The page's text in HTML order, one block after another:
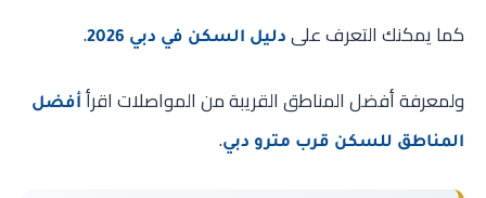
كما يمكنك التعرف على دليل السكن في دبي 2026
.
ولمعرفة أفضل المناطق القريبة من المواصلات اقرأ أفضل
المناطق للسكن قرب مترو دبي.